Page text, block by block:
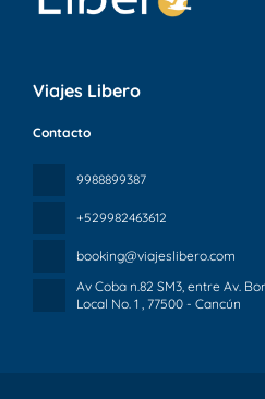
Viajes Libero
Contacto
9988899387
+529982463612
booking@viajeslibero.com
Av Coba n.82 SM3, entre Av.
Local No. 1 , 77500 - Cancún